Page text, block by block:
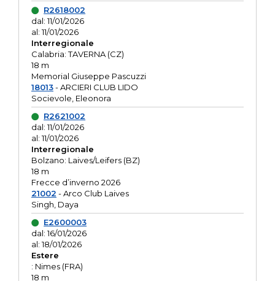
R2618002
dal: 11/01/2026
al: 11/01/2026
Interregionale
Calabria: TAVERNA (CZ)
18 m
Memorial Giuseppe Pascuzzi
18013- ARCIERI CLUB LIDO
Socievole, Eleonora
R2621002
dal: 11/01/2026
al: 11/01/2026
Interregionale
Bolzano: Laives/Leifers (BZ)
18 m
Frecce d’inverno 2026
21002 - Arco Club Laives
Singh, Daya
E2600003
dal: 16/01/2026
al: 18/01/2026
Estere
: Nimes (FRA)
18 m